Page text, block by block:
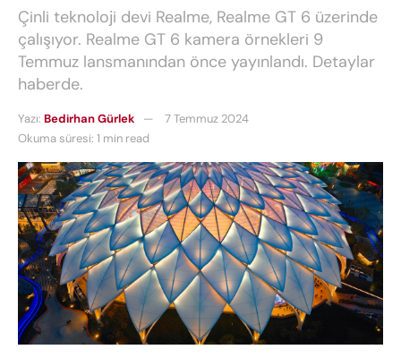
Çinli teknoloji devi Realme, Realme GT 6 üzerinde
çalışıyor. Realme GT 6 kamera örnekleri 9
Temmuz lansmanından önce yayınlandı. Detaylar
haberde.
Yazı: Bedirhan Gürlek
7 Temmuz 2024
Okuma süresi: 1 min read